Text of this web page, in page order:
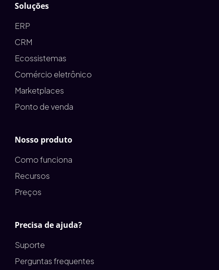
Soluções
ERP
CRM
Ecossistemas
Comércio eletrônico
Marketplaces
Ponto de venda
Nosso produto
Como funciona
Recursos
Preços
Precisa de ajuda?
Suporte
Perguntas frequentes